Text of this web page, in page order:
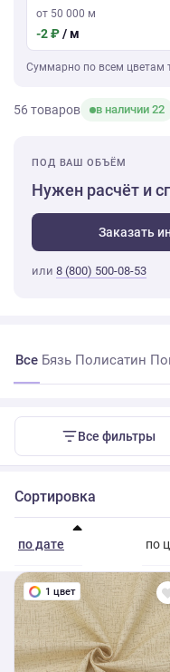
от 50 000 м
-2 ₽/ м
Суммарно по всем цветам
56 товаров в наличии 22
ПОД ВАШ ОБЪЁМ
Нужен расчёт и
Заказать
или 8 (800) 500-08-53
Все Бязь Полисатин
Все фильтры
Сортировка
по дате по
1 цвет